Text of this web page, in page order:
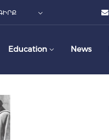
Education News